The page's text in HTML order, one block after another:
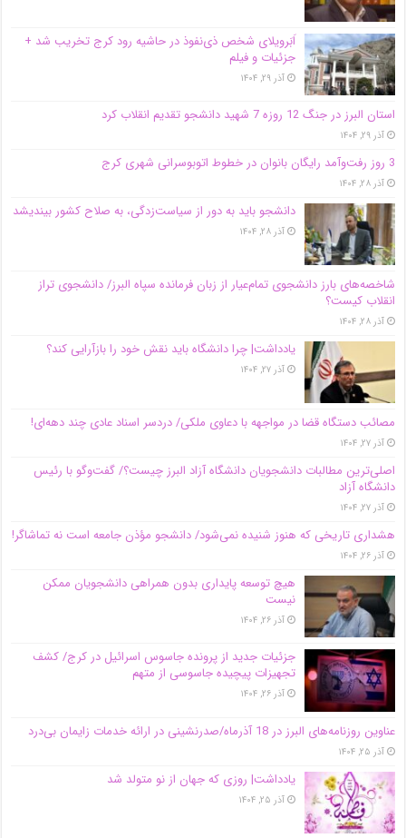
اَبَر‌ویلای شخص ذی‌نفوذ در حاشیه‌ رود کرج تخریب شد +
جزئیات و فیلم
آذر ۲۹, ۱۴۰۴
استان البرز در جنگ 12 روزه 7 شهید دانشجو تقدیم انقلاب کرد
آذر ۲۹, ۱۴۰۴
3 روز رفت‌وآمد رایگان بانوان در خطوط اتوبوسرانی شهری کرج
آذر ۲۸, ۱۴۰۴
دانشجو باید به دور از سیاست‌زدگی، به صلاح کشور بیندیشد
آذر ۲۸, ۱۴۰۴
شاخصه‌های بارز دانشجوی تمام‌عیار از زبان فرمانده سپاه البرز/ دانشجوی تراز
انقلاب کیست؟
آذر ۲۸, ۱۴۰۴
یادداشت| چرا دانشگاه باید نقش خود را بازآرایی کند؟
آذر ۲۷, ۱۴۰۴
مصائب دستگاه قضا در مواجهه با دعاوی ملکی/ دردسر اسناد عادی چند‌ دهه‌ای!
آذر ۲۷, ۱۴۰۴
اصلی‌ترین مطالبات دانشجویان دانشگاه آزاد البرز چیست؟/ گفت‌وگو با رئیس
دانشگاه آز‌اد
آذر ۲۷, ۱۴۰۴
هشداری تاریخی که هنوز شنیده نمی‌شود/ دانشجو مؤذن جامعه است نه تماشاگر!
آذر ۲۶, ۱۴۰۴
هیچ توسعه پایداری بدون همراهی دانشجویان ممکن
نیست
آذر ۲۶, ۱۴۰۴
جزئیات جدید از پرونده جاسوس اسرائیل در کرج/‌ کشف
تجهیزات پیچیده جاسوسی از متهم
آذر ۲۶, ۱۴۰۴
عناوین روزنامه‌های البرز در ‌18 آذرماه/صدرنشینی در ارائه خدمات زایمان بی‌درد
آذر ۲۵, ۱۴۰۴
یادداشت| روزی که جهان از نو متولد شد
آذر ۲۵, ۱۴۰۴